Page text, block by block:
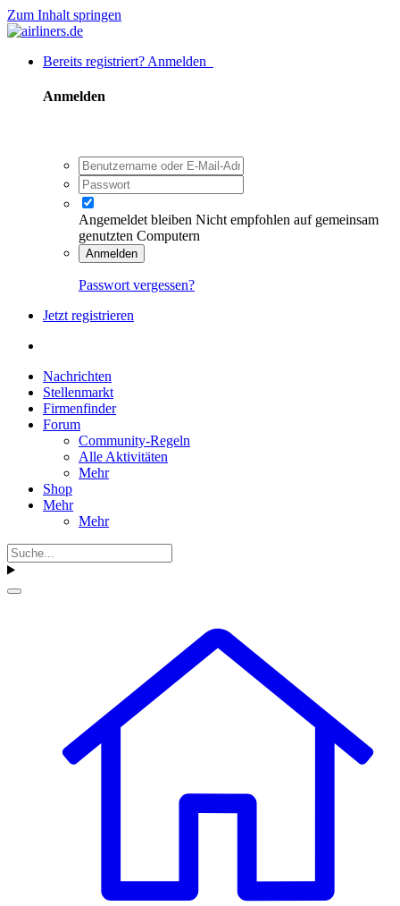
Zum Inhalt springen
Bereits registriert? Anmelden
Anmelden
Angemeldet bleiben Nicht empfohlen auf gemeinsam
genutzten Computern
Anmelden
Passwort vergessen?
Jetzt registrieren
Nachrichten
Stellenmarkt
Firmenfinder
Forum
Community-Regeln
Alle Aktivitäten
Mehr
Shop
Mehr
Mehr